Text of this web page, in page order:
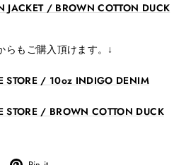
JACKET / BROWN COTTON DUCK
らもご購入頂けます。↓
STORE / 10oz INDIGO DENIM
STORE / BROWN COTTON DUCK